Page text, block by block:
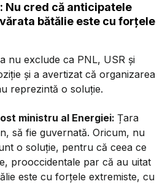
Nu cred că anticipatele
bătălie este cu forțele
nu exclude ca PNL, USR și
și a avertizat că organizarea
reprezintă o soluție.
ministru al Energiei: Țara
să fie guvernată. Oricum, nu
o soluție, pentru că ceea ce
prooccidentale par că au uitat
este cu forțele extremiste, cu